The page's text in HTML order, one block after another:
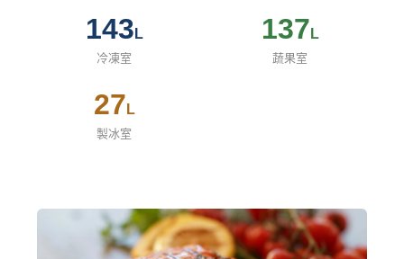
143 L
冷凍室
137 L
蔬果室
27 L
製冰室